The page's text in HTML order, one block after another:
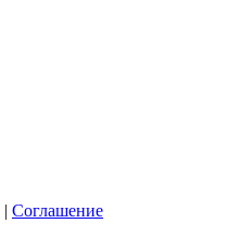
| Соглашение